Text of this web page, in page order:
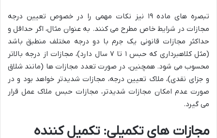
تبصره های ماده ۱۹ نیز نکات مهمی را در خصوص تعیین درجه
مجازات در شرایط خاص مطرح می کنند. به عنوان مثال، اگر حداقل و
حداکثر مجازات قانونی یک جرم با دو درجه مختلف منطبق باشد
(مثل کلاهبرداری که حبس ۱ تا ۷ سال دارد)، مجازات از درجه بالاتر
محسوب می شود. همچنین، در صورت تعدد مجازات ها (مانند شلاق
و جزای نقدی)، ملاک تعیین درجه، مجازات شدیدتر خواهد بود و در
صورت عدم امکان مجازات شدیدتر، مجازات حبس ملاک عمل قرار
می گیرد.
مجازات های تکمیلی: تکمیل کننده